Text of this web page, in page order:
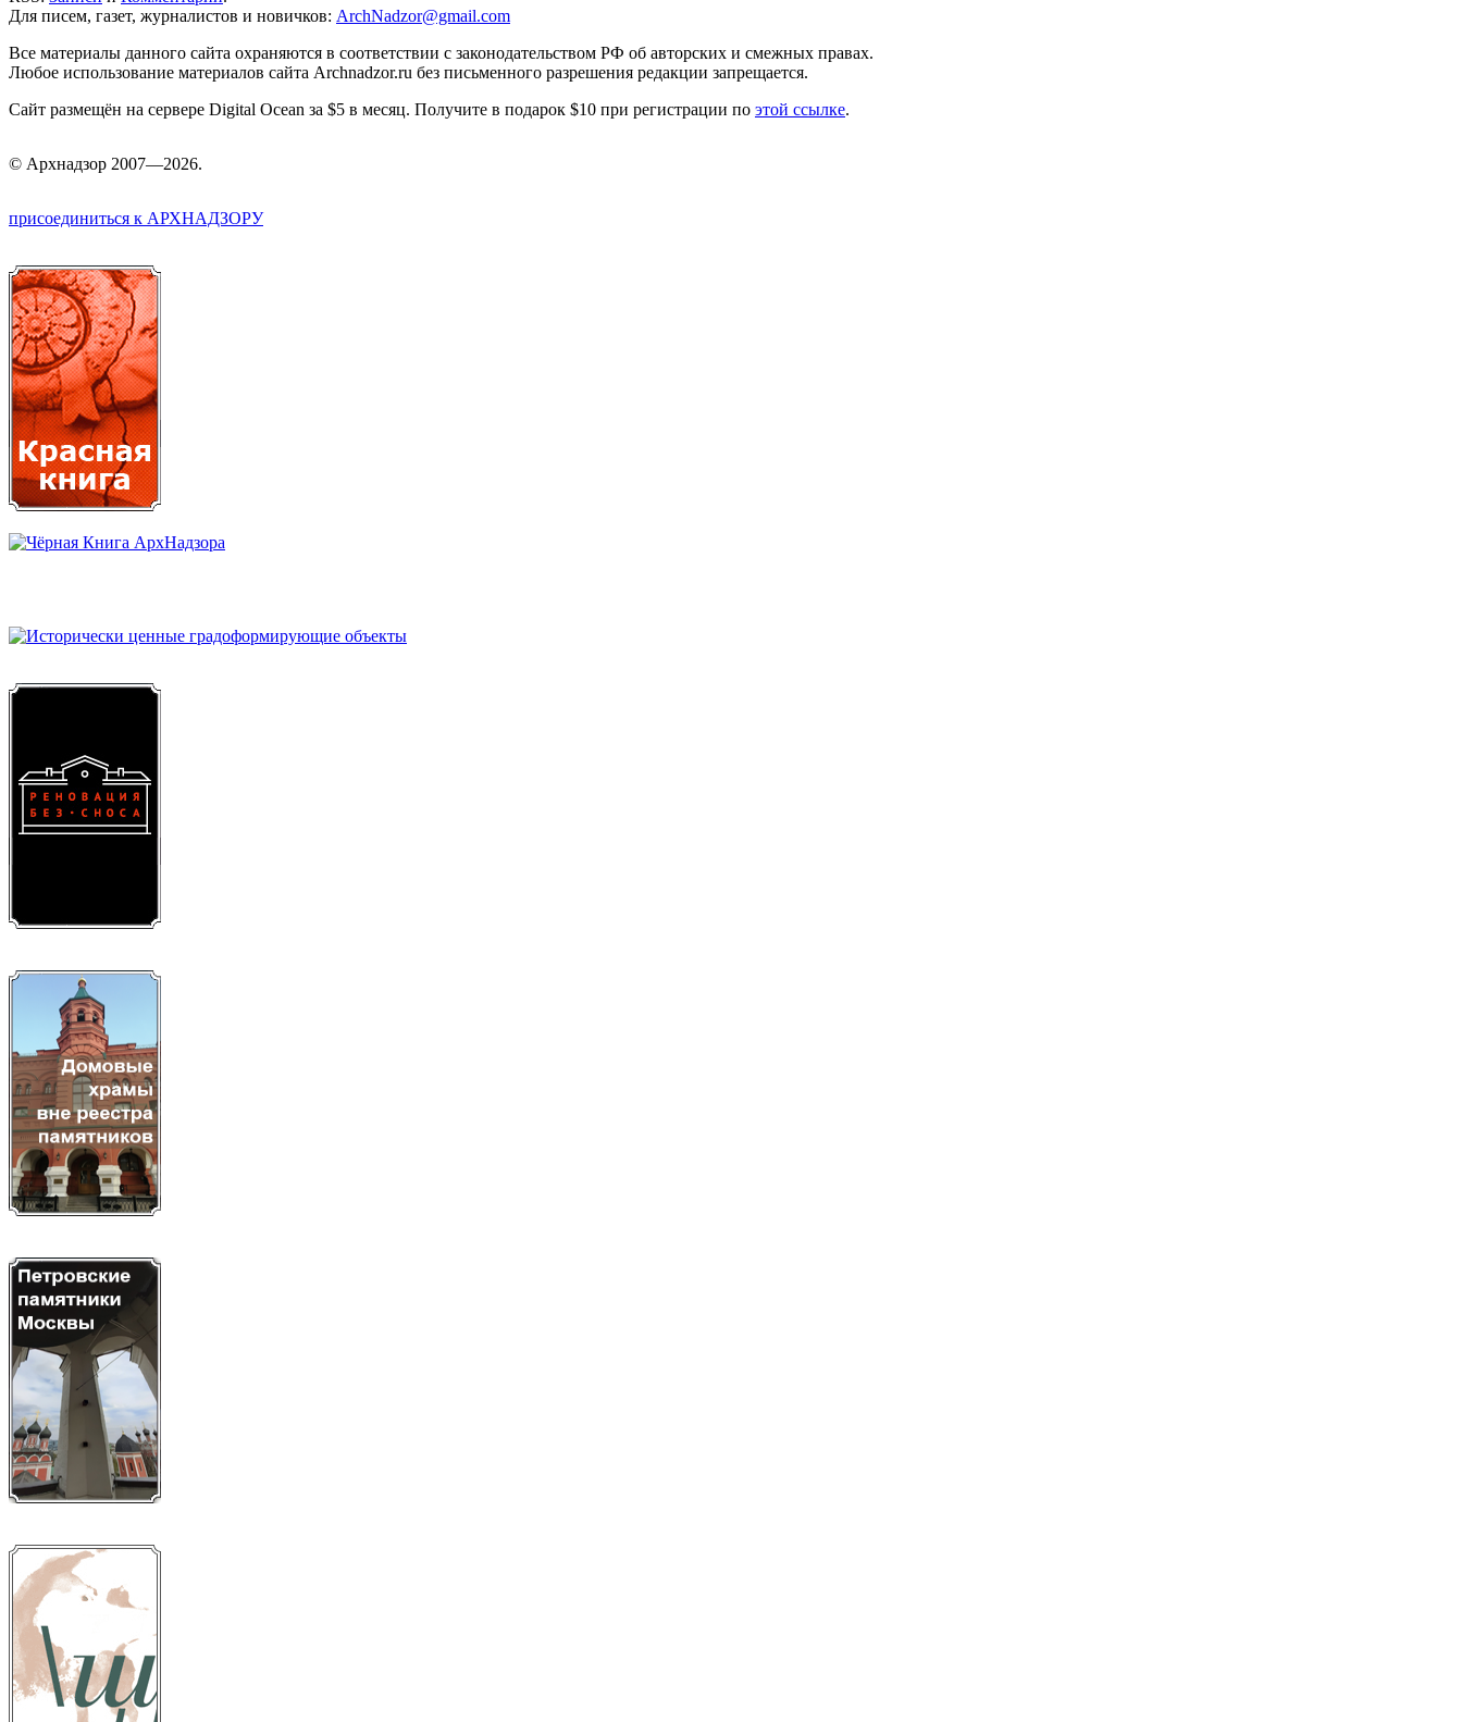
Для писем, газет, журналистов и новичков: ArchNadzor@gmail.com
Все материалы данного сайта охраняются в соответствии с законодательством РФ об авторских и смежных правах.
Любое использование материалов сайта Archnadzor.ru без письменного разрешения редакции запрещается.
Сайт размещён на сервере Digital Ocean за $5 в месяц. Получите в подарок $10 при регистрации по этой ссылке.
© Архнадзор 2007—2026.
присоединиться к АРХНАДЗОРУ